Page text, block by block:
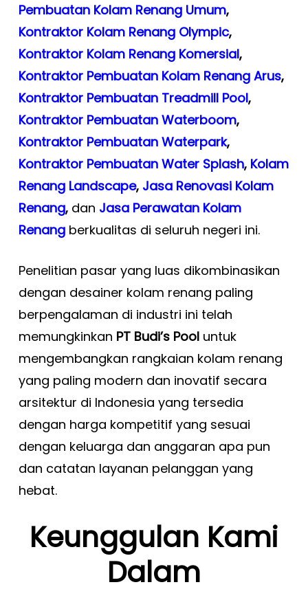
Pembuatan Kolam Renang Umum,
Kontraktor Kolam Renang Olympic,
Kontraktor Kolam Renang Komersial,
Kontraktor Pembuatan Kolam Renang Arus,
Kontraktor Pembuatan Treadmill Pool,
Kontraktor Pembuatan Waterboom,
Kontraktor Pembuatan Waterpark,
Kontraktor Pembuatan Water Splash, Kolam
Renang Landscape, Jasa Renovasi Kolam
Renang, dan Jasa Perawatan Kolam
Renangberkualitas di seluruh negeri ini.
Penelitian pasar yang luas dikombinasikan
dengan desainer kolam renang paling
berpengalaman di industri ini telah
memungkinkan PT Budi’s Pooluntuk
mengembangkan rangkaian kolam renang
yang paling modern dan inovatif secara
arsitektur di Indonesia yang tersedia
dengan harga kompetitif yang sesuai
dengan keluarga dan anggaran apa pun
dan catatan layanan pelanggan yang
hebat.
Keunggulan Kami
Dalam